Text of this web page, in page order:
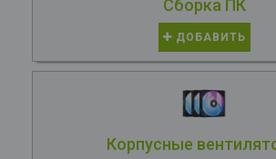
Сборка ПК
ДОБАВИТЬ
Корпусные